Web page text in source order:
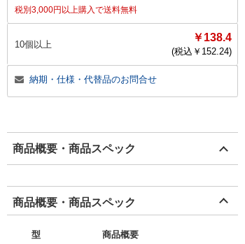
税別3,000円以上購入で送料無料
10個以上
￥138.4
(税込￥ 152.24)
納期・仕様・代替品のお問合せ
商品概要・商品スペック
商品概要・商品スペック
型 商品概要